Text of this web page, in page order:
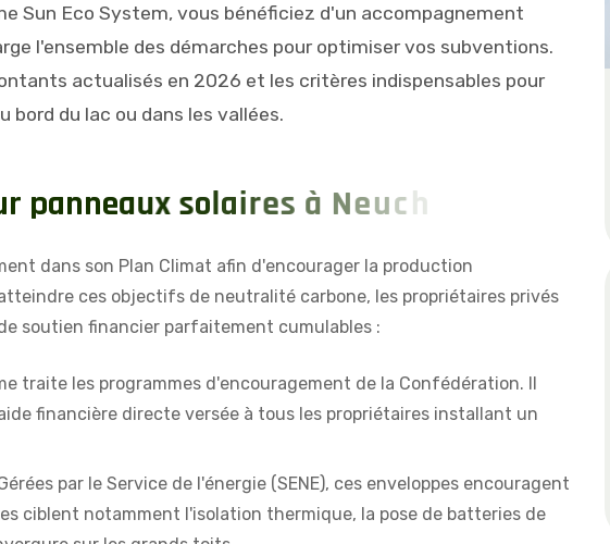
Sun Eco System, vous bénéficiez d'un accompagnement
l'ensemble des démarches pour optimiser vos subventions.
actualisés en 2026 et les critères indispensables pour
du lac ou dans les vallées.
r panneauxsolaires à Neuchâ
dans son Plan Climat afin d'encourager la production
ces objectifs de neutralité carbone, les propriétaires privés
soutien financier parfaitement cumulables :
traite les programmes d'encouragement de la Confédération. Il
financière directe versée à tous les propriétaires installant un
par le Service de l'énergie (SENE), ces enveloppes encouragent
ciblent notamment l'isolation thermique, la pose de batteries de